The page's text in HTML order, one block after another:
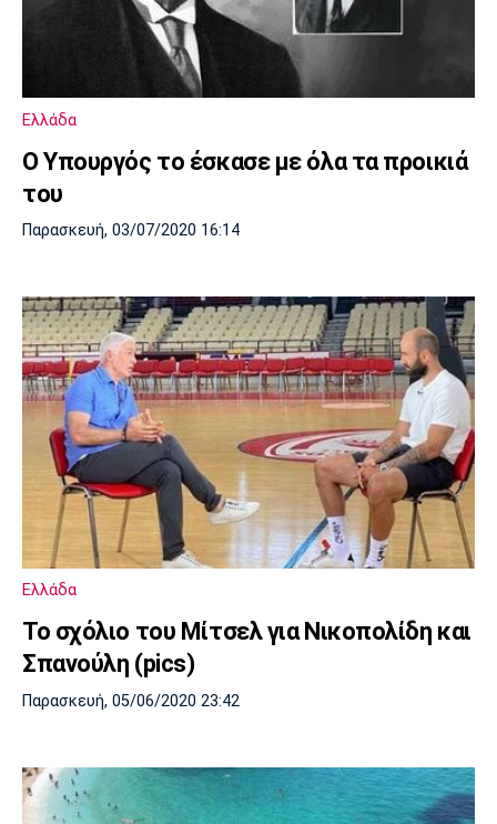
Ελλάδα
Ο Υπουργός το έσκασε με όλα τα προικιά
του
Παρασκευή, 03/07/2020 16:14
Ελλάδα
Το σχόλιο του Μίτσελ για Νικοπολίδη και
Σπανούλη (pics)
Παρασκευή, 05/06/2020 23:42